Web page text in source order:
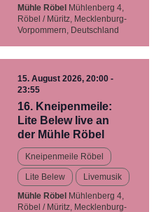
Mühle Röbel Mühlenberg 4,
Röbel / Müritz, Mecklenburg-
Vorpommern, Deutschland
15. August 2026, 20:00 -
23:55
16. Kneipenmeile:
Lite Belew live an
der Mühle Röbel
Kneipenmeile Röbel
Lite Belew
Livemusik
Mühle Röbel Mühlenberg 4,
Röbel / Müritz, Mecklenburg-